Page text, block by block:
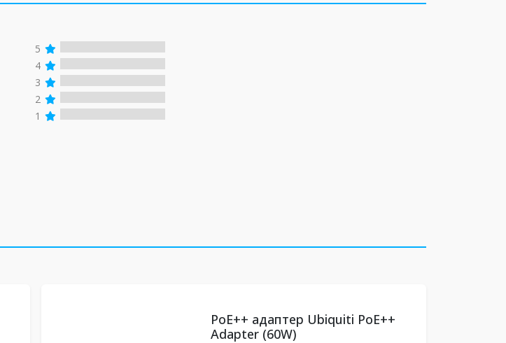
5
4
3
2
1
PoE++ адаптер Ubiquiti PoE++
Adapter (60W)